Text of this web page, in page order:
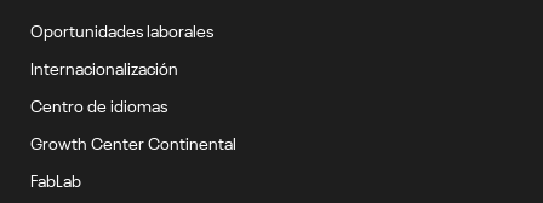
Oportunidades laborales
Internacionalización
Centro de idiomas
Growth Center Continental
FabLab